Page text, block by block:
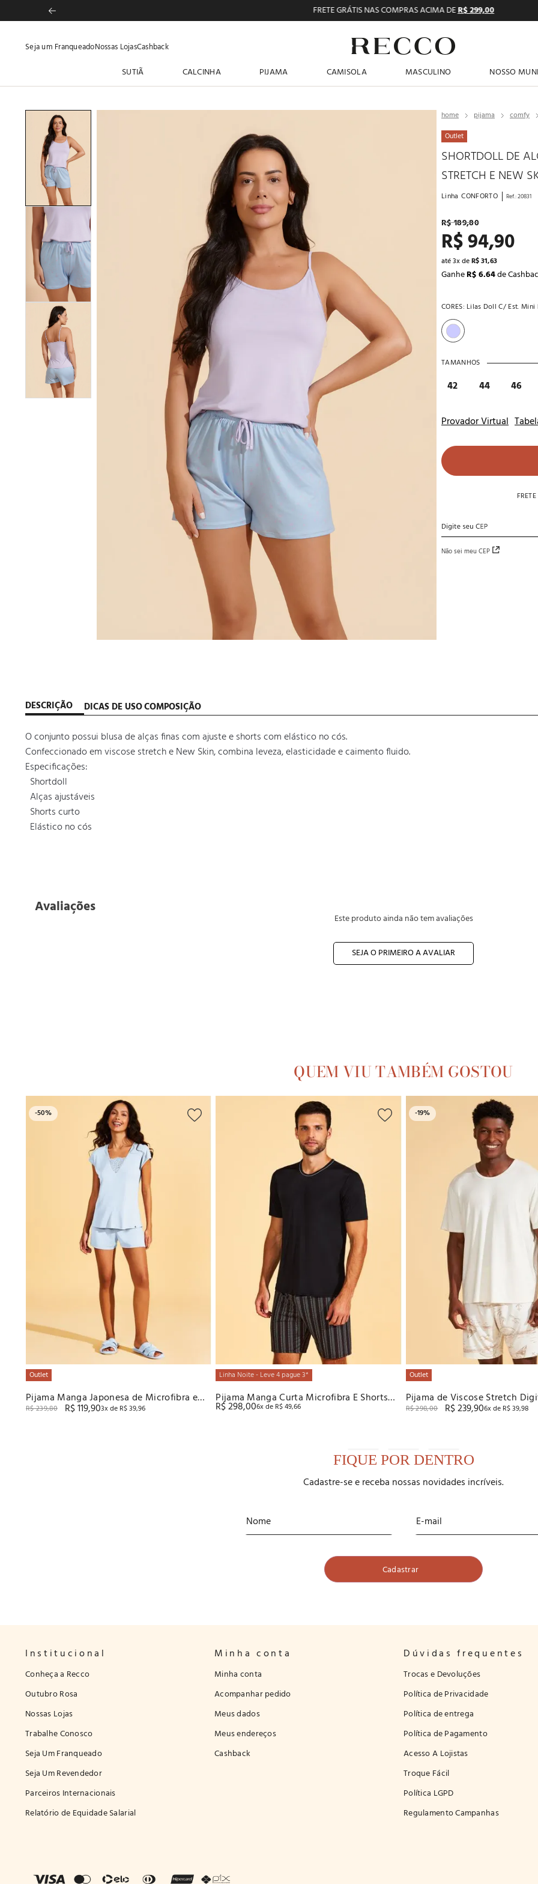
FRETE GRÁTIS NAS COMPRAS ACIMA DER$ 299,00
Seja um FranqueadoNossas LojasCashback
SUTIÃ CALCINHA PIJAMA CAMISOLA MASCULINO NOSSO
pijama comfy
Outlet
SHORTDOLL DE
STRETCH E NEW
Linha CONFORTO Ref.:20831
R$189,80
R$94,90
até3x deR$31,63
GanheR$ 6.64de
CORES: Lilas Doll C/ Est. Mini
TAMANHOS
42 44 46
Provador Virtual
Não sei meu CEP
DESCRIÇÃO DICAS DE USOCOMPOSIÇÃO
O conjunto possui blusa de alças finas com ajuste e shorts com elástico no cós.
Confeccionado em viscose stretch e New Skin, combina leveza, elasticidade e caimento fluido.
Especificações:
  Elástico no cós
Avaliações
Este produto ainda não tem avaliações
SEJA O PRIMEIRO A AVALIAR
QUEM VIU TAMBÉM GOSTOU
-50%
Outlet
Pijama Manga Japonesa de Microfibra e
Renda Recco
R$239,80 R$119,903x de R$39,96
Linha Noite - Leve 4 pague 3*
Pijama Manga Curta Microfibra E Shorts
Supermicro Recco
R$298,006x de R$49,66
-19%
Outlet
Pijama de Viscose Stretch
R$298,00 R$239,906x de R$39,98
FIQUE POR DENTRO
Cadastre-se e receba nossas novidades incríveis.
Institucional
Conheça a Recco
Outubro Rosa
Nossas Lojas
Trabalhe Conosco
Seja Um Franqueado
Seja Um Revendedor
Parceiros Internacionais
Relatório de Equidade Salarial
Minha conta
Minha conta
Acompanhar pedido
Meus dados
Meus endereços
Cashback
Dúvidas frequentes
Trocas e Devoluções
Política de Privacidade
Política de entrega
Política de Pagamento
Acesso A Lojistas
Troque Fácil
Política LGPD
Regulamento Campanhas
1º pijama feminino
2º shortdoll
6
8
9 º calcinhas
10º